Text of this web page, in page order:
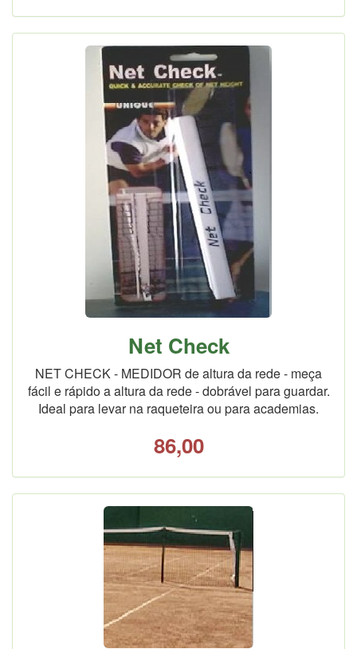
Net Check
NET CHECK - MEDIDOR de altura da rede - meça
fácil e rápido a altura da rede - dobrável para guardar.
Ideal para levar na raqueteira ou para academias.
86,00